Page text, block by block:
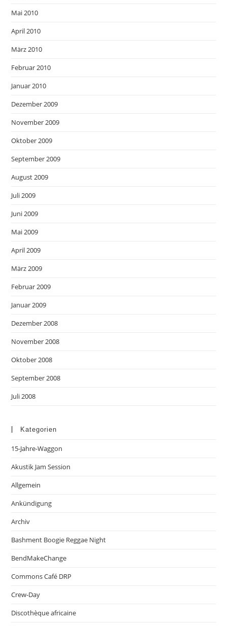
Mai 2010
April 2010
März 2010
Februar 2010
Januar 2010
Dezember 2009
November 2009
Oktober 2009
September 2009
August 2009
Juli 2009
Juni 2009
Mai 2009
April 2009
März 2009
Februar 2009
Januar 2009
Dezember 2008
November 2008
Oktober 2008
September 2008
Juli 2008
Kategorien
15-Jahre-Waggon
Akustik Jam Session
Allgemein
Ankündigung
Archiv
Bashment Boogie Reggae Night
BendMakeChange
Commons Café DRP
Crew-Day
Discothèque africaine